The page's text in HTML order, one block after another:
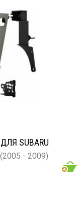
SUBARU
- 2009)